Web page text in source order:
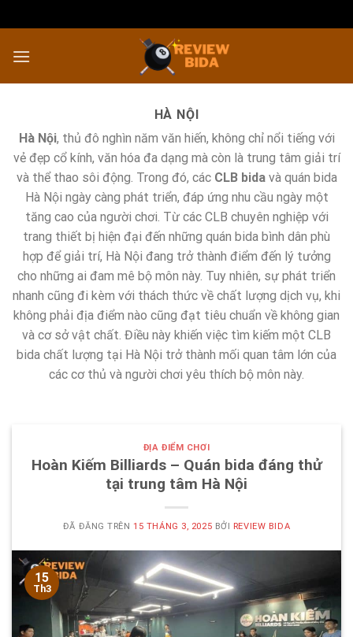
đến
nội
HÀ NỘI
Hà Nội, thủ đô nghìn năm văn hiến, không chỉ nổi tiếng với
vẻ đẹp cổ kính, văn hóa đa dạng mà còn là trung tâm giải trí
và thể thao sôi động. Trong đó, các CLB bidavà quán bida
Hà Nội ngày càng phát triển, đáp ứng nhu cầu ngày một
tăng cao của người chơi. Từ các CLB chuyên nghiệp với
trang thiết bị hiện đại đến những quán bida bình dân phù
hợp để giải trí, Hà Nội đang trở thành điểm đến lý tưởng
cho những ai đam mê bộ môn này. Tuy nhiên, sự phát triển
nhanh cũng đi kèm với thách thức về chất lượng dịch vụ, khi
không phải địa điểm nào cũng đạt tiêu chuẩn về không gian
và cơ sở vật chất. Điều này khiến việc tìm kiếm một CLB
bida chất lượng tại Hà Nội trở thành mối quan tâm lớn của
các cơ thủ và người chơi yêu thích bộ môn này.
ĐỊA ĐIỂM CHƠI
Hoàn Kiếm Billiards – Quán bida đáng thử
tại trung tâm Hà Nội
ĐÃ ĐĂNG TRÊN15 THÁNG 3, 2025 BỞI REVIEW BIDA
15
Th3